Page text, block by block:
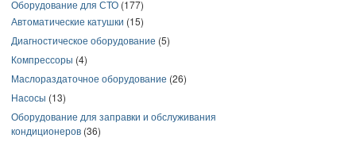
Оборудование для СТО (177)
Автоматические катушки (15)
Диагностическое оборудование (5)
Компрессоры (4)
Маслораздаточное оборудование (26)
Насосы (13)
Оборудование для заправки и обслуживания
кондиционеров (36)